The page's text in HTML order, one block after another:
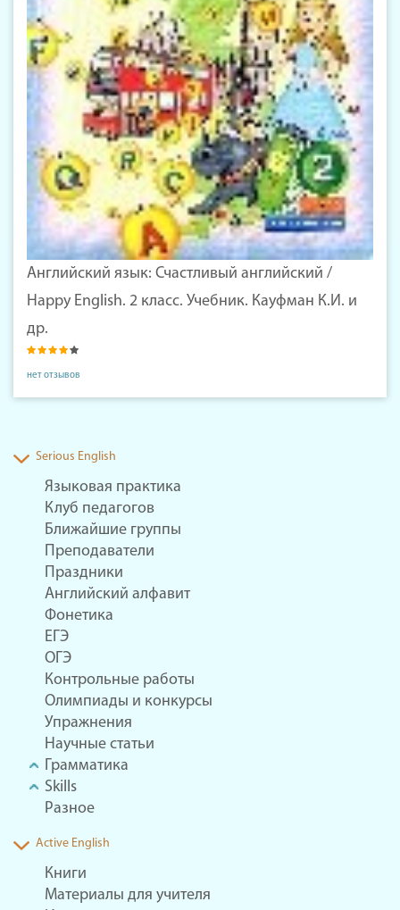
Английский язык: Счастливый английский /
Happy English. 2 класс. Учебник. Кауфман К.И. и
др.
нет отзывов
Serious English
Языковая практика
Клуб педагогов
Ближайшие группы
Преподаватели
Праздники
Английский алфавит
Фонетика
ЕГЭ
ОГЭ
Контрольные работы
Олимпиады и конкурсы
Упражнения
Научные статьи
Грамматика
Skills
Разное
Active English
Книги
Материалы для учителя